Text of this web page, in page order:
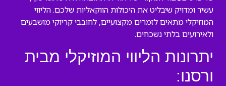
עשיר ומדויק שיבליט את היכולות הווקאליות שלכם. הליווי
המוזיקלי מתאים לזמרים מקצועיים, לחובבי קריוקי מושבעים
ולאירועים בלתי נשכחים.
יתרונות הליווי המוזיקלי מבית
ורסנו: